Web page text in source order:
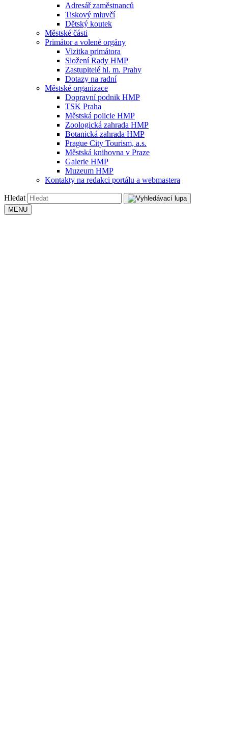
Adresář zaměstnanců
Tiskový mluvčí
Dětský koutek
Městské části
Primátor a volené orgány
Vizitka primátora
Složení Rady HMP
Zastupitelé hl. m. Prahy
Dotazy na radní
Městské organizace
Dopravní podnik HMP
TSK Praha
Městská policie HMP
Zoologická zahrada HMP
Botanická zahrada HMP
Prague City Tourism, a.s.
Městská knihovna v Praze
Galerie HMP
Muzeum HMP
Kontakty na redakci portálu a webmastera
Hledat
MENU